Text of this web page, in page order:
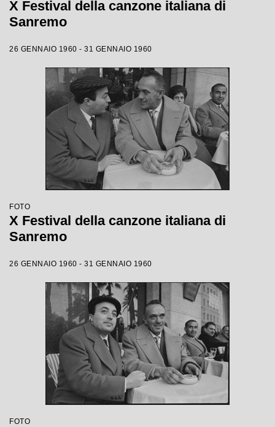
X Festival della canzone italiana di
Sanremo
26 GENNAIO 1960 - 31 GENNAIO 1960
FOTO
X Festival della canzone italiana di
Sanremo
26 GENNAIO 1960 - 31 GENNAIO 1960
FOTO